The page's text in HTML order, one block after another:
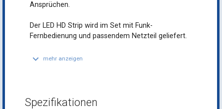
Ansprüchen.
Der LED HD Strip wird im Set mit Funk-
Fernbedienung und passendem Netzteil geliefert.
keyboard_arrow_down mehr anzeigen
Spezifikationen